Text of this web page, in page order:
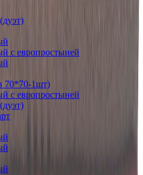
с европростыней
70*70-1шт)
с европростыней